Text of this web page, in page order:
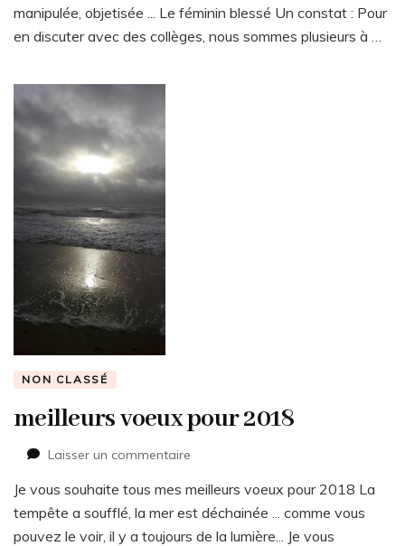
manipulée, objetisée ... Le féminin blessé Un constat : Pour
en discuter avec des collèges, nous sommes plusieurs à …
NON CLASSÉ
meilleurs voeux pour 2018
Laisser un commentaire
voeux
pour
2018
Je vous souhaite tous mes meilleurs voeux pour 2018 La
tempête a soufflé, la mer est déchainée ... comme vous
pouvez le voir, il y a toujours de la lumière... Je vous